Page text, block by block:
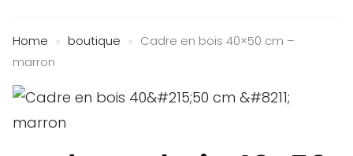
Home » boutique »
Cadre en bois 40×50 cm –
marron